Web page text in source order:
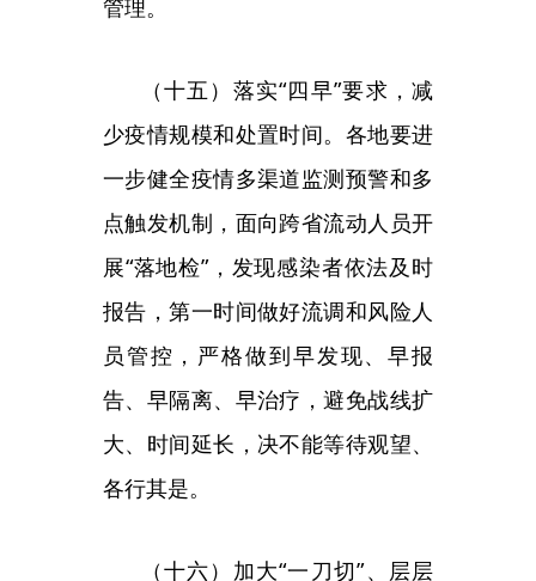
控、长时间不解封、随意停诊等各
曝光力度，对造成严重后果的依法
依规严肃追责。发挥各级整治层层
加码问题工作专班作用，高效做好
举报线索收集转办，督促地方及时
部门加强对行业系统的督促指导，
加大典型案例曝光力度，切实起到
震慑作用。
（十七）加强封控隔离人员服
工作专班，及时制定完善生活必需